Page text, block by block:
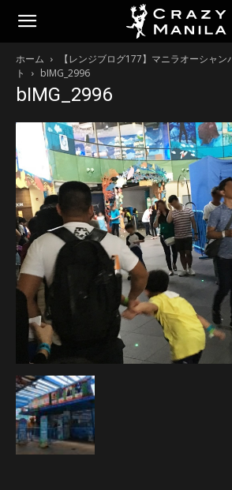
ホーム
【レンジブログ177】マニラオーシャ
ト
bIMG_2996
bIMG_2996